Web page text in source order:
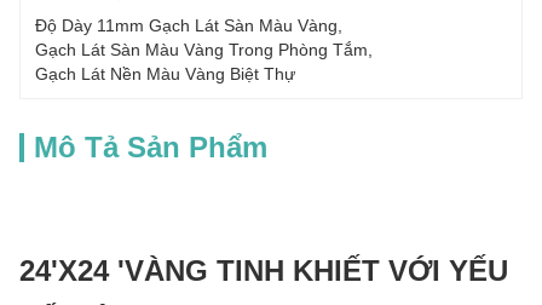
Độ Dày 11mm Gạch Lát Sàn Màu Vàng
Gạch Lát Sàn Màu Vàng Trong Phòng Tắm
Gạch Lát Nền Màu Vàng Biệt Thự
Mô Tả Sản Phẩm
24'X24 'VÀNG TINH KHIẾT VỚI YẾU